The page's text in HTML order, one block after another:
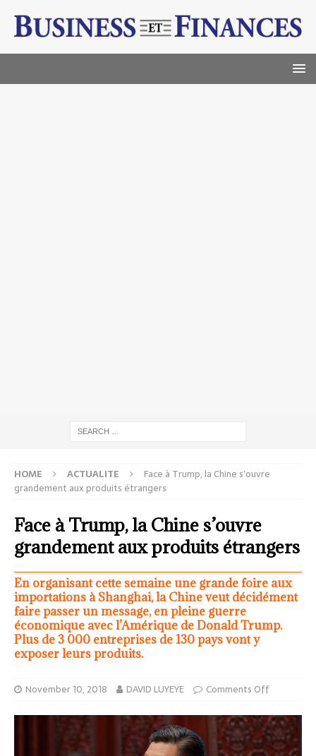
HOME ACTUALITE
Face à Trump, la Chine s’ouvre
grandement aux produits étrangers
Face à Trump, la Chine s’ouvre
grandement aux produits étrangers
En organisant cette semaine une grande foire aux
importations à Shanghai, la Chine veut décidément
faire passer un message, en pleine guerre
économique avec l’Amérique de Donald Trump.
Plus de 3 000 entreprises de 130 pays vont y
exposer leurs produits.
November 10, 2018 DAVID LUYEYE Comments Off